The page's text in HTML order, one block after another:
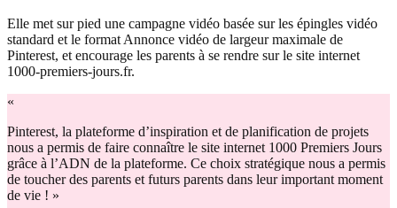
Elle met sur pied une campagne vidéo basée sur les épingles vidéo
standard et le format Annonce vidéo de largeur maximale de
Pinterest, et encourage les parents à se rendre sur le site internet
1000-premiers-jours.fr.
«
Pinterest, la plateforme d’inspiration et de planification de projets
nous a permis de faire connaître le site internet 1000 Premiers Jours
grâce à l’ADN de la plateforme. Ce choix stratégique nous a permis
de toucher des parents et futurs parents dans leur important moment
de vie ! »